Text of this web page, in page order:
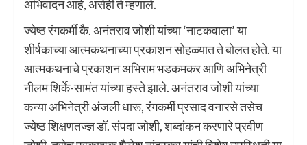
अभिवादन आहे, असेही ते म्हणाले.
ज्येष्ठ रंगकर्मी कै. अनंतराव जोशी यांच्या ‘नाटकवाला’ या
शीर्षकाच्या आत्मकथनाच्या प्रकाशन सोहळ्यात ते बोलत होते. या
आत्मकथनाचे प्रकाशन अभिराम भडकमकर आणि अभिनेत्री
नीलम शिर्के-सामंत यांच्या हस्ते झाले. अनंतराव जोशी यांच्या
कन्या अभिनेत्री अंजली धारू, रंगकर्मी प्रसाद वनारसे तसेच
ज्येष्ठ शिक्षणतज्ज्ञ डॉ. संपदा जोशी, शब्दांकन करणारे प्रवीण